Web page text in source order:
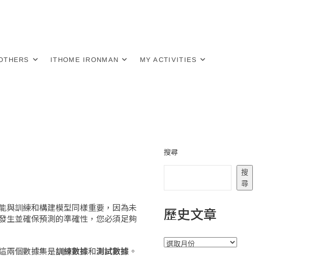
ITHOME IRONMAN MY ACTIVITIES
與訓練和構建模型同樣重要，因為未
生並確保預測的準確性，您必須足夠
兩個數據集是訓練數據和測試數據 。
搜尋
搜
尋
歷史文章
彙